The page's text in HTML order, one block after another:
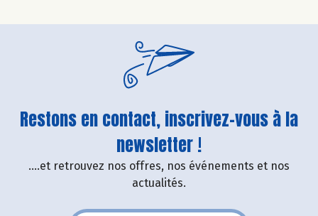
Restons en contact, inscrivez-vous à la
newsletter !
....et retrouvez nos offres, nos événements et nos
actualités.